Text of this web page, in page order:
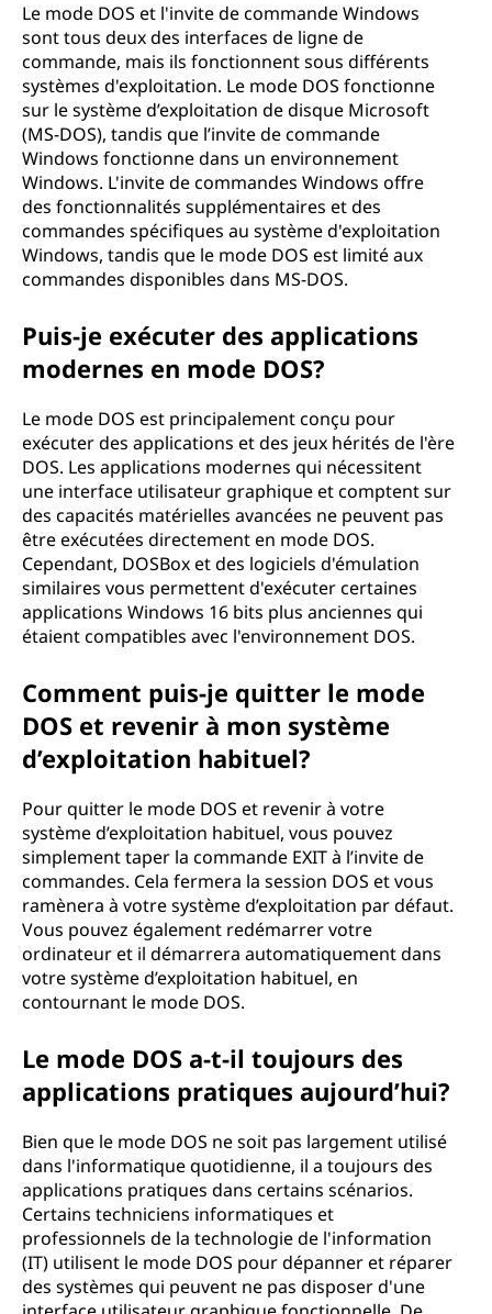
Le mode DOS et l'invite de commande Windows
sont tous deux des interfaces de ligne de
commande, mais ils fonctionnent sous différents
systèmes d'exploitation. Le mode DOS fonctionne
sur le système d’exploitation de disque Microsoft
(MS-DOS), tandis que l’invite de commande
Windows fonctionne dans un environnement
Windows. L'invite de commandes Windows offre
des fonctionnalités supplémentaires et des
commandes spécifiques au système d'exploitation
Windows, tandis que le mode DOS est limité aux
commandes disponibles dans MS-DOS.
Puis-je exécuter des applications
modernes en mode DOS?
Le mode DOS est principalement conçu pour
exécuter des applications et des jeux hérités de l'ère
DOS. Les applications modernes qui nécessitent
une interface utilisateur graphique et comptent sur
des capacités matérielles avancées ne peuvent pas
être exécutées directement en mode DOS.
Cependant, DOSBox et des logiciels d'émulation
similaires vous permettent d'exécuter certaines
applications Windows 16 bits plus anciennes qui
étaient compatibles avec l'environnement DOS.
Comment puis-je quitter le mode
DOS et revenir à mon système
d’exploitation habituel?
Pour quitter le mode DOS et revenir à votre
système d’exploitation habituel, vous pouvez
simplement taper la commande EXIT à l’invite de
commandes. Cela fermera la session DOS et vous
ramènera à votre système d’exploitation par défaut.
Vous pouvez également redémarrer votre
ordinateur et il démarrera automatiquement dans
votre système d’exploitation habituel, en
contournant le mode DOS.
Le mode DOS a-t-il toujours des
applications pratiques aujourd’hui?
Bien que le mode DOS ne soit pas largement utilisé
dans l'informatique quotidienne, il a toujours des
applications pratiques dans certains scénarios.
Certains techniciens informatiques et
professionnels de la technologie de l'information
(IT) utilisent le mode DOS pour dépanner et réparer
des systèmes qui peuvent ne pas disposer d'une